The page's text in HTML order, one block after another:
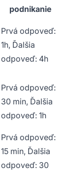
podnikanie
Prvá odpoveď:
1h, Ďalšia
odpoveď: 4h
Prvá odpoveď:
30 min, Ďalšia
odpoveď: 1h
Prvá odpoveď:
15 min, Ďalšia
odpoveď: 30